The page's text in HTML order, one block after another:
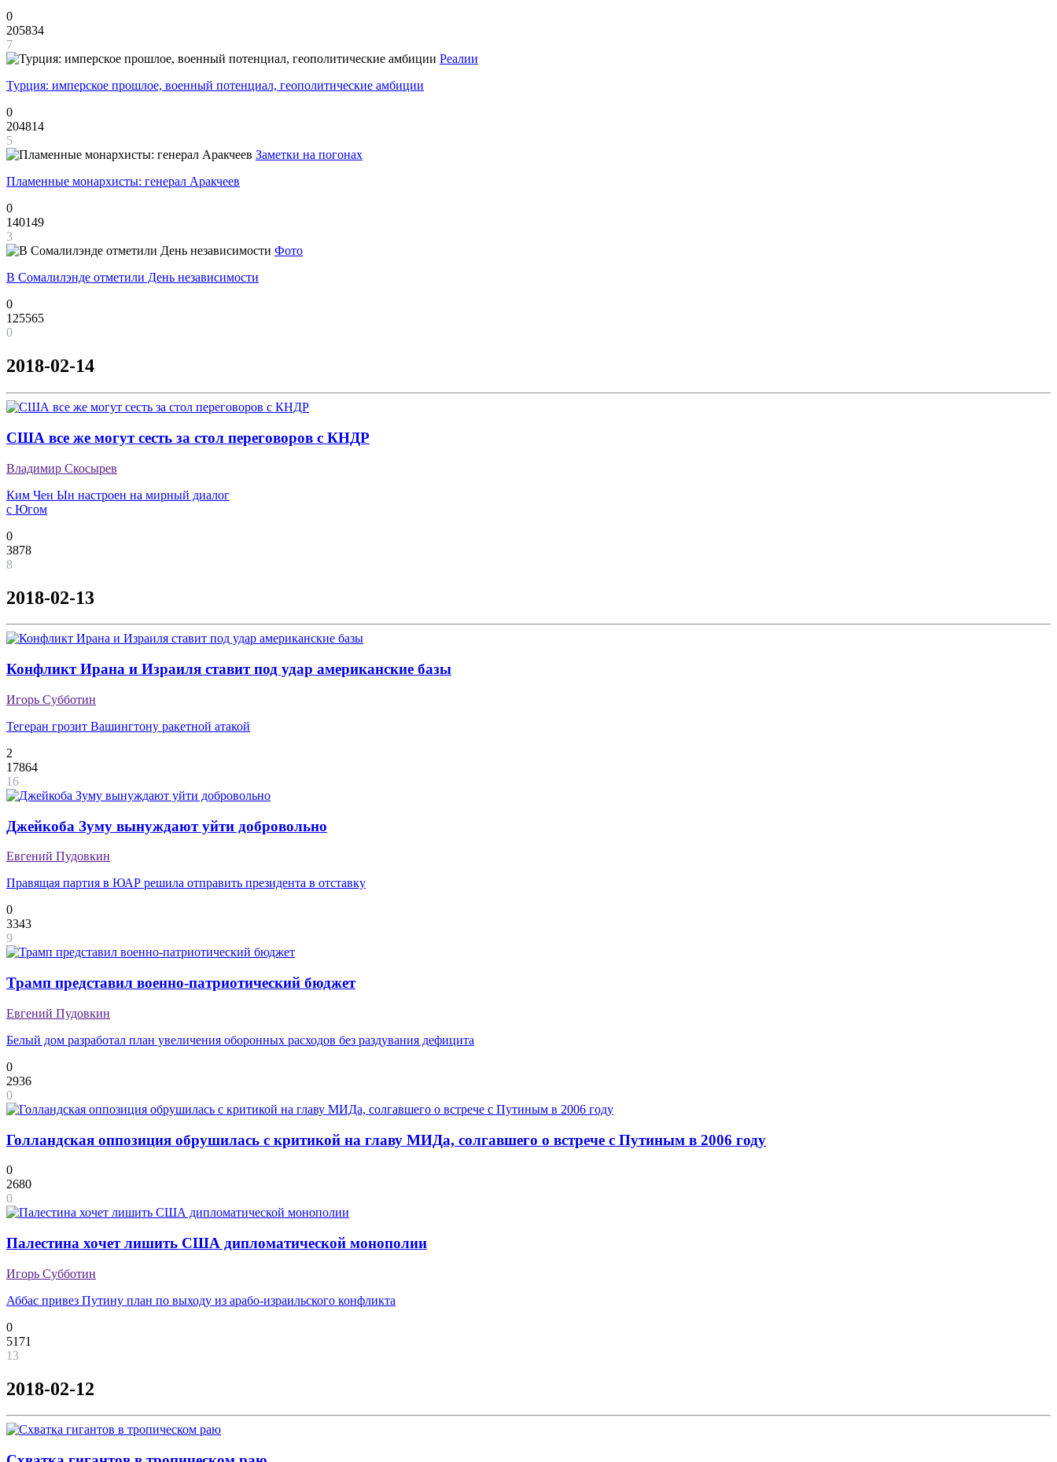
0
205834
7
Реалии
Турция: имперское прошлое, военный потенциал, геополитические амбиции
0
204814
5
Заметки на погонах
Пламенные монархисты: генерал Аракчеев
0
140149
3
Фото
В Сомалилэнде отметили День независимости
0
125565
0
2018-02-14
США все же могут сесть за стол переговоров с КНДР
Владимир Скосырев
Ким Чен Ын настроен на мирный диалог
с Югом
0
3878
8
2018-02-13
Конфликт Ирана и Израиля ставит под удар американские базы
Игорь Субботин
Тегеран грозит Вашингтону ракетной атакой
2
17864
16
Джейкоба Зуму вынуждают уйти добровольно
Евгений Пудовкин
Правящая партия в ЮАР решила отправить президента в отставку
0
3343
9
Трамп представил военно-патриотический бюджет
Евгений Пудовкин
Белый дом разработал план увеличения оборонных расходов без раздувания дефицита
0
2936
0
Голландская оппозиция обрушилась с критикой на главу МИДа, солгавшего о встрече с Путиным в 2006 году
0
2680
0
Палестина хочет лишить США дипломатической монополии
Игорь Субботин
Аббас привез Путину план по выходу из арабо-израильского конфликта
0
5171
13
2018-02-12